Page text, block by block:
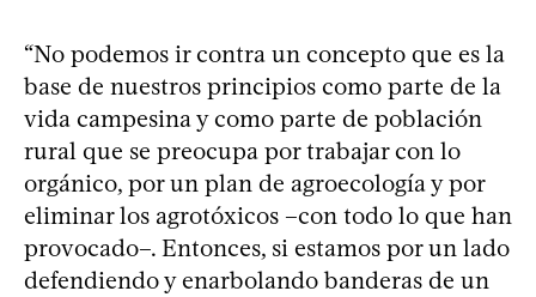
“No podemos ir contra un concepto que es la
base de nuestros principios como parte de la
vida campesina y como parte de población
rural que se preocupa por trabajar con lo
orgánico, por un plan de agroecología y por
eliminar los agrotóxicos –con todo lo que han
provocado–. Entonces, si estamos por un lado
defendiendo y enarbolando banderas de un